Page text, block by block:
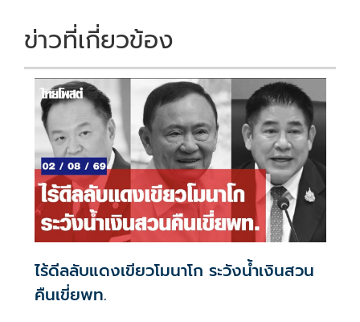
k k
ข่าวที่เกี่ยวข้อง
ไร้ดีลลับแดงเขียวโมนาโก ระวังน้ำเงินสวน
คืนเขี่ยพท.